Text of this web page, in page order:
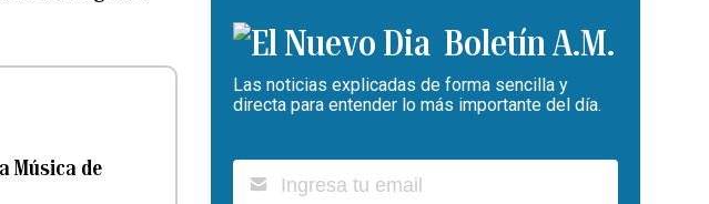
Música de
Boletín A.M.
Las noticias explicadas de forma sencilla y
directa para entender lo más importante del día.